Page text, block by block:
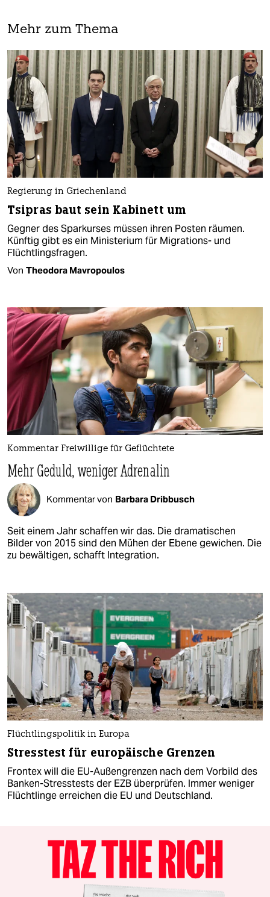
Mehr zum Thema
Regierung in Griechenland
Tsipras baut sein Kabinett um
Gegner des Sparkurses müssen ihren Posten räumen.
Künftig gibt es ein Ministerium für Migrations- und
Flüchtlingsfragen.
Von Theodora Mavropoulos
Kommentar Freiwillige für Geflüchtete
Mehr Geduld, weniger Adrenalin
Kommentar von Barbara Dribbusch
Seit einem Jahr schaffen wir das. Die dramatischen
Bilder von 2015 sind den Mühen der Ebene gewichen. Die
zu bewältigen, schafft Integration.
Flüchtlingspolitik in Europa
Stresstest für europäische Grenzen
Frontex will die EU-Außengrenzen nach dem Vorbild des
Banken-Stresstests der EZB überprüfen. Immer weniger
Flüchtlinge erreichen die EU und Deutschland.